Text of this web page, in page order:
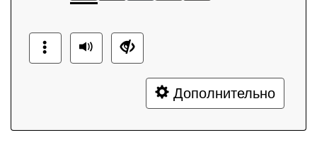
Дополнительно